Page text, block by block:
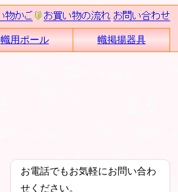
幟用ポール 幟掲揚器具
お電話でもお気軽にお問い合わ
せください。